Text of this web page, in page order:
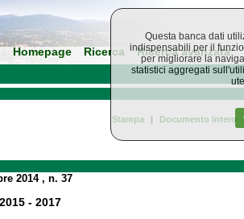
Homepage Ricerca Ricerca avanzata
Stampa | Documento Intero
2014, n. 37
- 2017
Questa banca dati
indispensabili per il
per migliorare la
statistici aggregati